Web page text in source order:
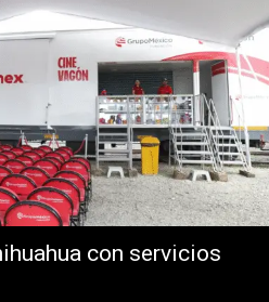
con servicios